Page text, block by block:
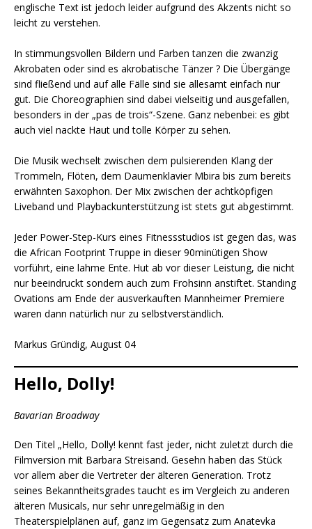
englische Text ist jedoch leider aufgrund des Akzents nicht so
leicht zu verstehen.
In stimmungsvollen Bildern und Farben tanzen die zwanzig
Akrobaten oder sind es akrobatische Tänzer ? Die Übergänge
sind fließend und auf alle Fälle sind sie allesamt einfach nur
gut. Die Choreographien sind dabei vielseitig und ausgefallen,
besonders in der „pas de trois“-Szene. Ganz nebenbei: es gibt
auch viel nackte Haut und tolle Körper zu sehen.
Die Musik wechselt zwischen dem pulsierenden Klang der
Trommeln, Flöten, dem Daumenklavier Mbira bis zum bereits
erwähnten Saxophon. Der Mix zwischen der achtköpfigen
Liveband und Playbackunterstützung ist stets gut abgestimmt.
Jeder Power-Step-Kurs eines Fitnessstudios ist gegen das, was
die African Footprint Truppe in dieser 90minütigen Show
vorführt, eine lahme Ente. Hut ab vor dieser Leistung, die nicht
nur beeindruckt sondern auch zum Frohsinn anstiftet. Standing
Ovations am Ende der ausverkauften Mannheimer Premiere
waren dann natürlich nur zu selbstverständlich.
Markus Gründig, August 04
Hello, Dolly!
Bavarian Broadway
Den Titel „Hello, Dolly! kennt fast jeder, nicht zuletzt durch die
Filmversion mit Barbara Streisand. Gesehn haben das Stück
vor allem aber die Vertreter der älteren Generation. Trotz
seines Bekanntheitsgrades taucht es im Vergleich zu anderen
älteren Musicals, nur sehr unregelmäßig in den
Theaterspielplänen auf, ganz im Gegensatz zum Anatevka